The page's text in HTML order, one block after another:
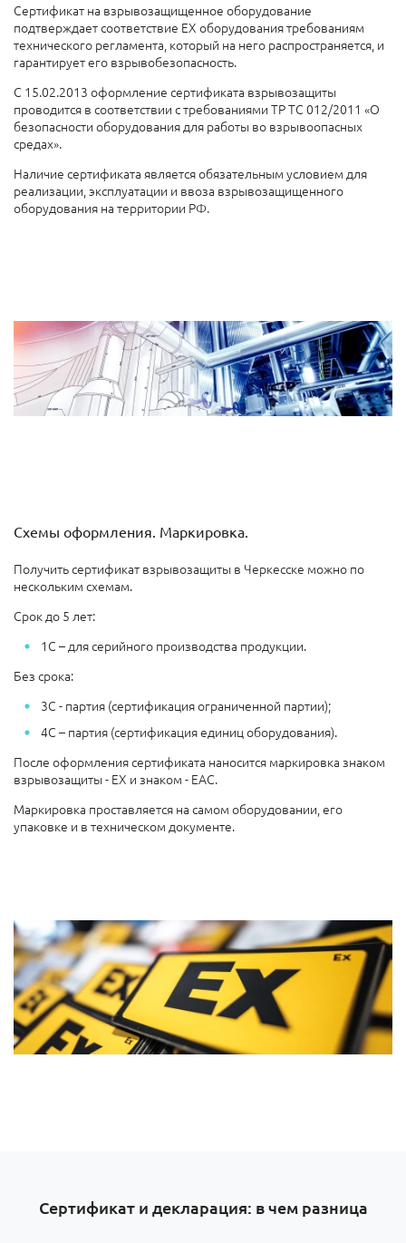
Сертификат на взрывозащищенное оборудование
подтверждает соответствие EX оборудования требованиям
технического регламента, который на него распространяется, и
гарантирует его взрывобезопасность.
С 15.02.2013 оформление сертификата взрывозащиты
проводится в соответствии с требованиями ТР ТС 012/2011 «О
безопасности оборудования для работы во взрывоопасных
средах».
Наличие сертификата является обязательным условием для
реализации, эксплуатации и ввоза взрывозащищенного
оборудования на территории РФ.
Схемы оформления. Маркировка.
Получить сертификат взрывозащиты в Черкесске можно по
нескольким схемам.
Срок до 5 лет:
1С – для серийного производства продукции.
Без срока:
3С - партия (сертификация ограниченной партии);
4С – партия (сертификация единиц оборудования).
После оформления сертификата наносится маркировка знаком
взрывозащиты - EX и знаком - ЕАС.
Маркировка проставляется на самом оборудовании, его
упаковке и в техническом документе.
Сертификат и декларация: в чем разница